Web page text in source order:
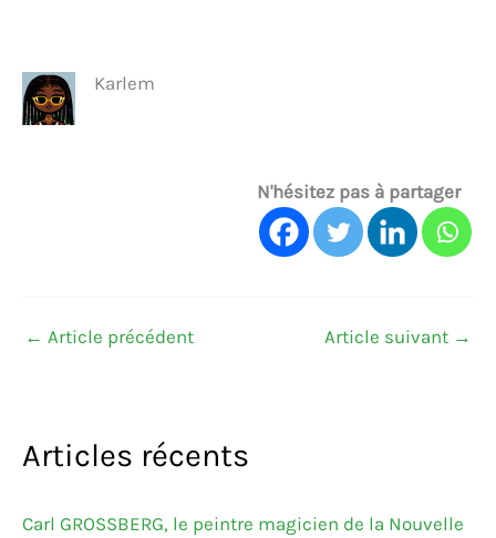
Karlem
N'hésitez pas à partager
← Article précédent Article suivant →
Articles récents
Carl GROSSBERG, le peintre magicien de la Nouvelle